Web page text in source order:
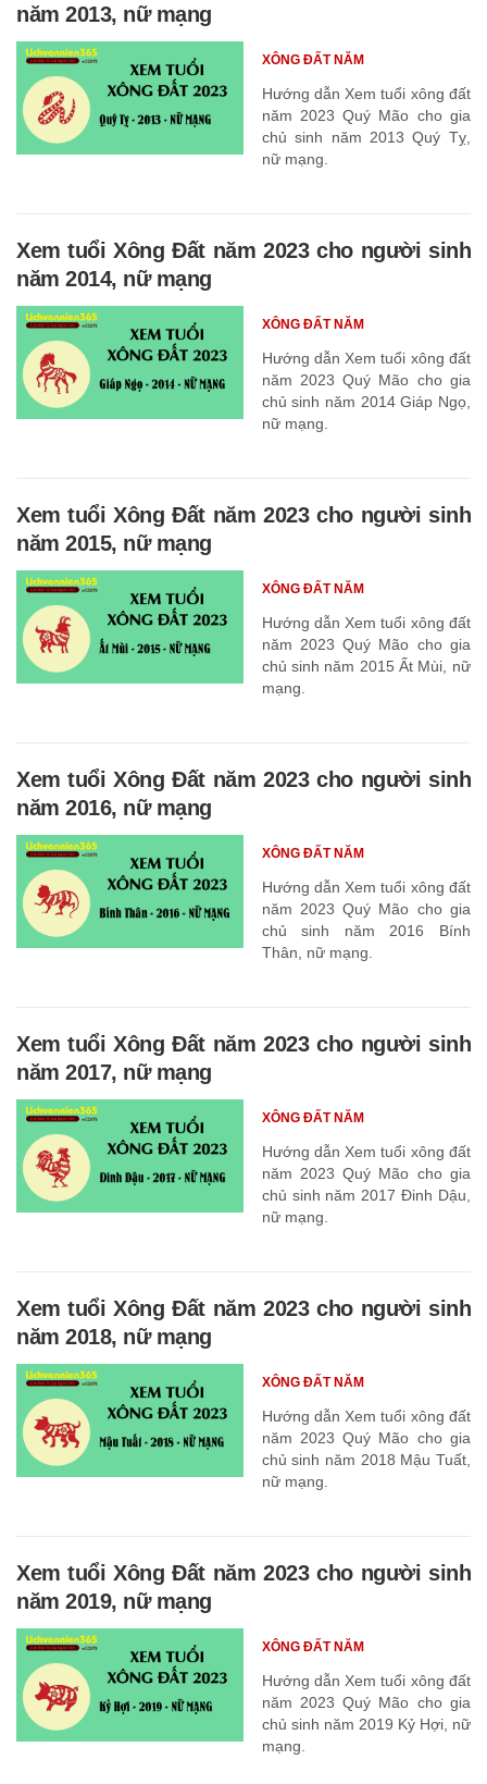
năm 2013, nữ mạng
Hướng dẫn Xem tuổi xông đất
năm 2023 Quý Mão cho gia
chủ sinh năm 2013 Quý Tỵ,
nữ mạng.
XÔNG ĐẤT NĂM
Xem tuổi Xông Đất năm 2023 cho người sinh
năm 2014, nữ mạng
Hướng dẫn Xem tuổi xông đất
năm 2023 Quý Mão cho gia
chủ sinh năm 2014 Giáp Ngọ,
nữ mạng.
XÔNG ĐẤT NĂM
Xem tuổi Xông Đất năm 2023 cho người sinh
năm 2015, nữ mạng
Hướng dẫn Xem tuổi xông đất
năm 2023 Quý Mão cho gia
chủ sinh năm 2015 Ất Mùi, nữ
mạng.
XÔNG ĐẤT NĂM
Xem tuổi Xông Đất năm 2023 cho người sinh
năm 2016, nữ mạng
Hướng dẫn Xem tuổi xông đất
năm 2023 Quý Mão cho gia
chủ sinh năm 2016 Bính
Thân, nữ mạng.
XÔNG ĐẤT NĂM
Xem tuổi Xông Đất năm 2023 cho người sinh
năm 2017, nữ mạng
Hướng dẫn Xem tuổi xông đất
năm 2023 Quý Mão cho gia
chủ sinh năm 2017 Đinh Dậu,
nữ mạng.
XÔNG ĐẤT NĂM
Xem tuổi Xông Đất năm 2023 cho người sinh
năm 2018, nữ mạng
Hướng dẫn Xem tuổi xông đất
năm 2023 Quý Mão cho gia
chủ sinh năm 2018 Mậu Tuất,
nữ mạng.
XÔNG ĐẤT NĂM
Xem tuổi Xông Đất năm 2023 cho người sinh
năm 2019, nữ mạng
Hướng dẫn Xem tuổi xông đất
năm 2023 Quý Mão cho gia
chủ sinh năm 2019 Kỷ Hợi, nữ
mạng.
XÔNG ĐẤT NĂM